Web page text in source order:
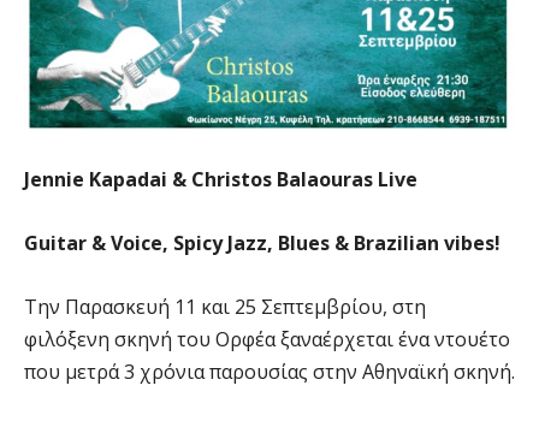
Jennie Kapadai & Christos Balaouras Live
Guitar & Voice, Spicy Jazz, Blues & Brazilian vibes!
Την Παρασκευή 11 και 25 Σεπτεμβρίου, στη
φιλόξενη σκηνή του Ορφέα ξαναέρχεται ένα ντουέτο
που μετρά 3 χρόνια παρουσίας στην Αθηναϊκή σκηνή.